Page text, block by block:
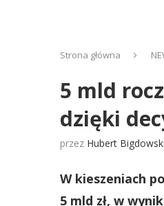
Strona główna
5 mld
dzięki
przez Hubert Bigdowski
W kieszeniach
5 mld zł, w